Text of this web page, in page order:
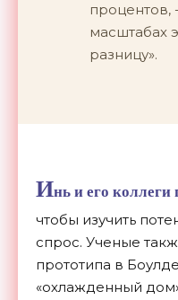
процентов,
масштабах
разницу».
Инь и его коллеги
чтобы изучить
спрос. Ученые
прототипа в
«охлажденный